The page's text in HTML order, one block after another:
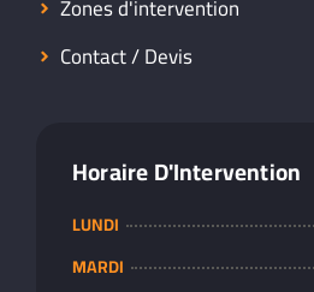
Zones d'intervention
Contact / Devis
Horaire D'Intervention
LUNDI
MARDI